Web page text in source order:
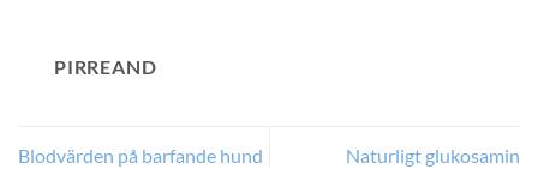
PIRREAND
Blodvärden på barfande hund Naturligt glukosamin